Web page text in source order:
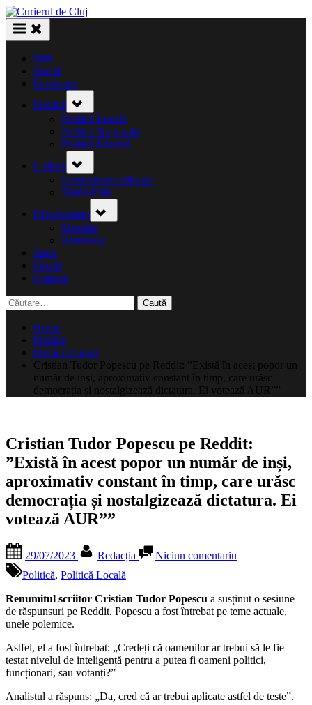
Skip
to
content
Știri
Social
Economie
Politică
sub-
menu
Politică Locală
Politică Națională
Politică Externă
Cultură
sub-
menu
Evenimente culturale
Teatru/Film
Divertisment sub-
menu
Monden
Horoscop
Sport
Opinii
Contact
Caută
după:
Home
Politică
Politică Locală
Cristian Tudor Popescu pe Reddit: ”Există în acest popor un
număr de inși, aproximativ constant în timp, care urăsc
democrația și nostalgizează dictatura. Ei votează AUR””
Cristian Tudor Popescu pe Reddit:
”Există în acest popor un număr de inși,
aproximativ constant în timp, care urăsc
democrația și nostalgizează dictatura. Ei
votează AUR””
on
29/07/2023 Redacția Niciun comentariuCristian
pe
Reddit:
acest
popor
de
Politică, Politică Locală
Renumitul scriitor Cristian Tudor Popescu a susținut o sesiune
de răspunsuri pe Reddit. Popescu a fost întrebat pe teme actuale,
unele polemice.
Astfel, el a fost întrebat: „Credeți că oamenilor ar trebui să le fie
testat nivelul de inteligență pentru a putea fi oameni politici,
funcționari, sau votanți?”
Analistul a răspuns: „Da, cred că ar trebui aplicate astfel de teste”.